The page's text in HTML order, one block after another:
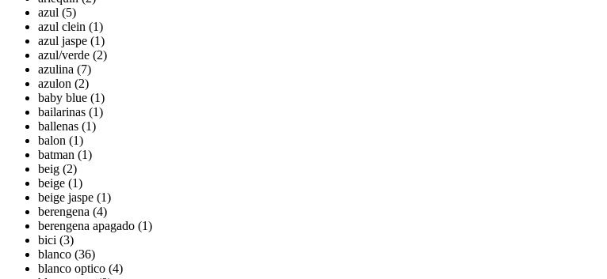
azul (5)
azul clein (1)
azul jaspe (1)
azul/verde (2)
azulina (7)
azulon (2)
baby blue (1)
bailarinas (1)
ballenas (1)
balon (1)
batman (1)
beig (2)
beige (1)
beige jaspe (1)
berengena (4)
berengena apagado (1)
bici (3)
blanco (36)
blanco optico (4)